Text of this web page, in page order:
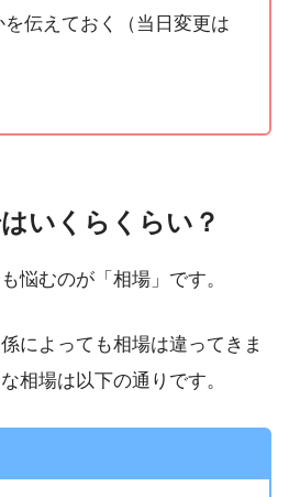
伝えておく（当日変更は
いくらくらい？
悩むのが「相場」です。
によっても相場は違ってきま
相場は以下の通りです。